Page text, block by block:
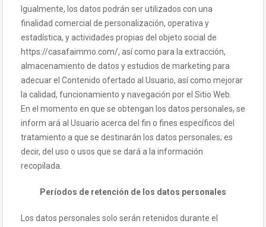
Igualmente, los datos podrán ser utilizados con una
finalidad comercial de personalización, operativa y
estadística, y actividades propias del objeto social de
https://casafaimmo.com/, así como para la extracción,
almacenamiento de datos y estudios de marketing para
adecuar el Contenido ofertado al Usuario, así como mejorar
la calidad, funcionamiento y navegación por el Sitio Web.
En el momento en que se obtengan los datos personales, se
inform ará al Usuario acerca del fin o fines específicos del
tratamiento a que se destinarán los datos personales; es
decir, del uso o usos que se dará a la información
recopilada.
Períodos de retención de los datos personales
Los datos personales solo serán retenidos durante el